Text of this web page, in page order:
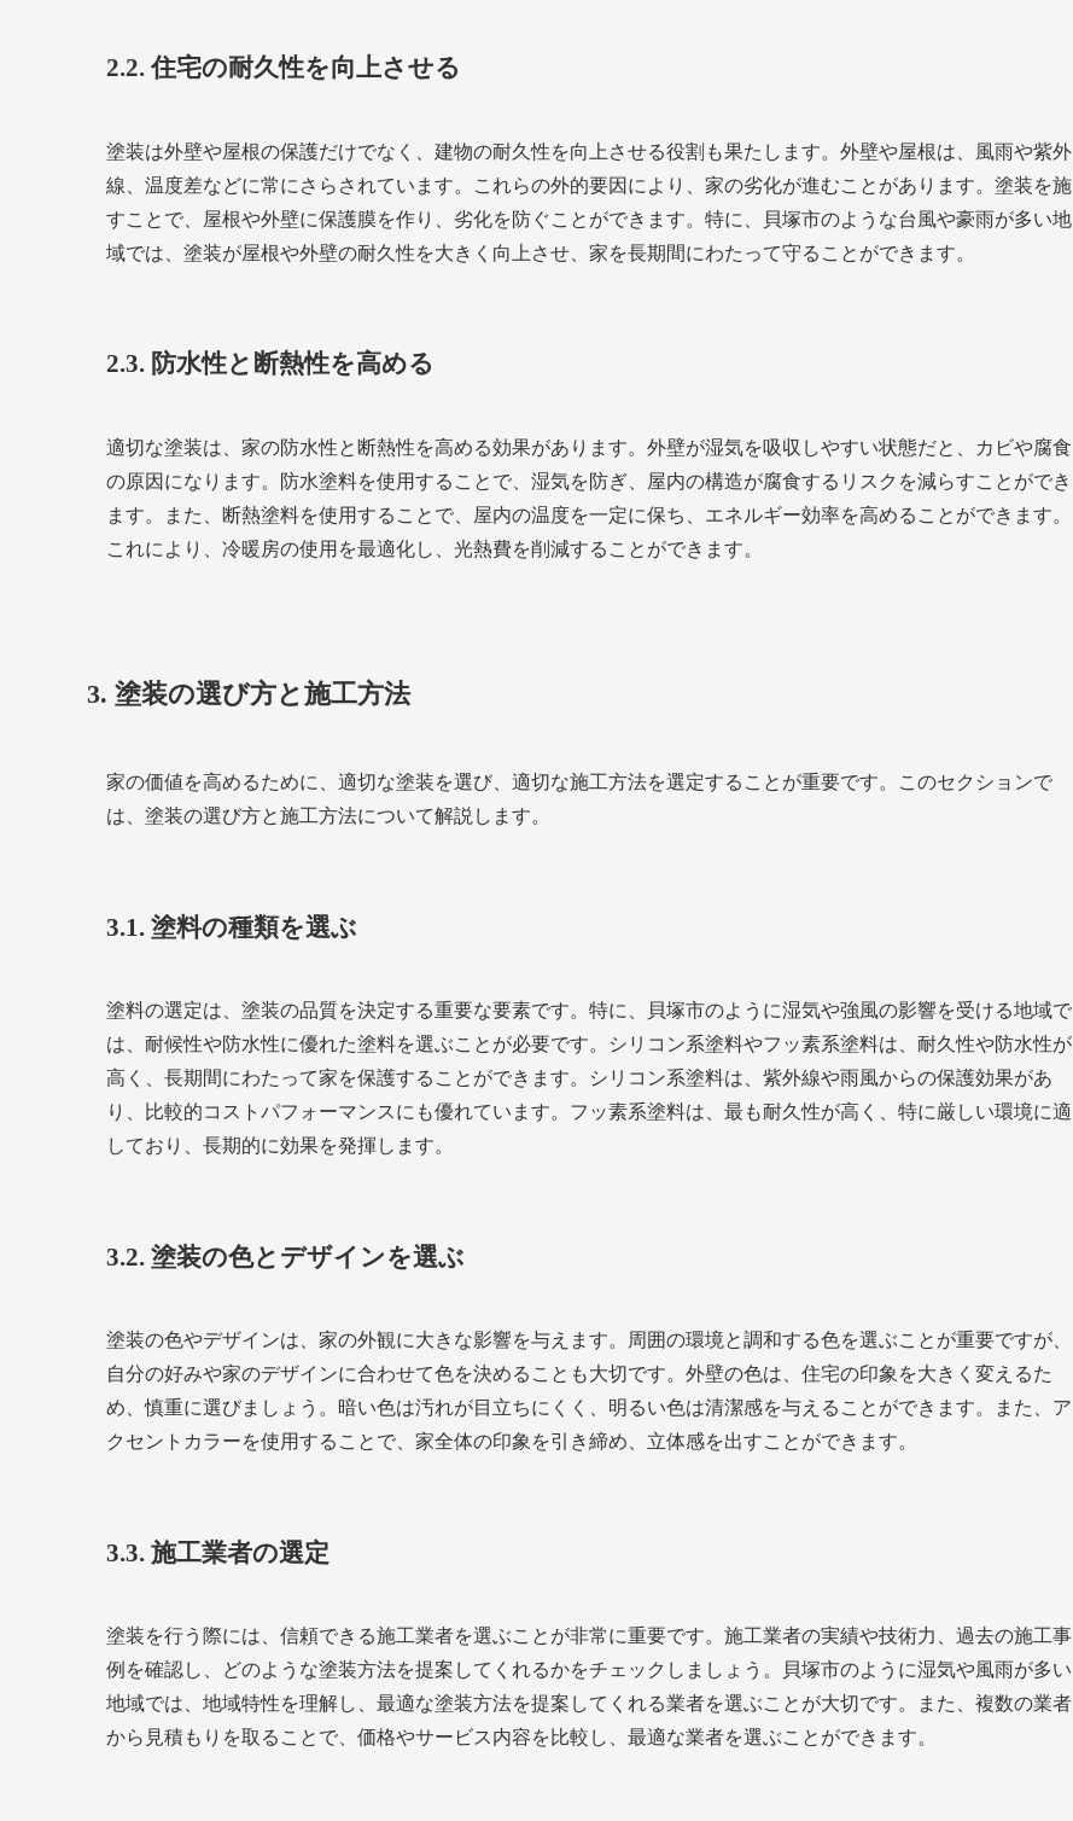
2.2. 住宅の耐久性を向上させる
塗装は外壁や屋根の保護だけでなく、建物の耐久性を向上させる役割も果たします。外壁や屋根は、風雨や紫外
線、温度差などに常にさらされています。これらの外的要因により、家の劣化が進むことがあります。塗装を施
すことで、屋根や外壁に保護膜を作り、劣化を防ぐことができます。特に、貝塚市のような台風や豪雨が多い地
域では、塗装が屋根や外壁の耐久性を大きく向上させ、家を長期間にわたって守ることができます。
2.3. 防水性と断熱性を高める
適切な塗装は、家の防水性と断熱性を高める効果があります。外壁が湿気を吸収しやすい状態だと、カビや腐食
の原因になります。防水塗料を使用することで、湿気を防ぎ、屋内の構造が腐食するリスクを減らすことができ
ます。また、断熱塗料を使用することで、屋内の温度を一定に保ち、エネルギー効率を高めることができます。
これにより、冷暖房の使用を最適化し、光熱費を削減することができます。
3. 塗装の選び方と施工方法
家の価値を高めるために、適切な塗装を選び、適切な施工方法を選定することが重要です。このセクションで
は、塗装の選び方と施工方法について解説します。
3.1. 塗料の種類を選ぶ
塗料の選定は、塗装の品質を決定する重要な要素です。特に、貝塚市のように湿気や強風の影響を受ける地域で
は、耐候性や防水性に優れた塗料を選ぶことが必要です。シリコン系塗料やフッ素系塗料は、耐久性や防水性が
高く、長期間にわたって家を保護することができます。シリコン系塗料は、紫外線や雨風からの保護効果があ
り、比較的コストパフォーマンスにも優れています。フッ素系塗料は、最も耐久性が高く、特に厳しい環境に適
しており、長期的に効果を発揮します。
3.2. 塗装の色とデザインを選ぶ
塗装の色やデザインは、家の外観に大きな影響を与えます。周囲の環境と調和する色を選ぶことが重要ですが、
自分の好みや家のデザインに合わせて色を決めることも大切です。外壁の色は、住宅の印象を大きく変えるた
め、慎重に選びましょう。暗い色は汚れが目立ちにくく、明るい色は清潔感を与えることができます。また、ア
クセントカラーを使用することで、家全体の印象を引き締め、立体感を出すことができます。
3.3. 施工業者の選定
塗装を行う際には、信頼できる施工業者を選ぶことが非常に重要です。施工業者の実績や技術力、過去の施工事
例を確認し、どのような塗装方法を提案してくれるかをチェックしましょう。貝塚市のように湿気や風雨が多い
地域では、地域特性を理解し、最適な塗装方法を提案してくれる業者を選ぶことが大切です。また、複数の業者
から見積もりを取ることで、価格やサービス内容を比較し、最適な業者を選ぶことができます。